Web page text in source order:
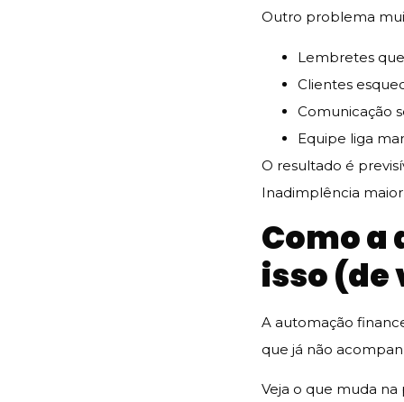
Outro problema
Lembretes
Clientes
Comunicação
Equipe liga
O resultado é
Inadimplência
Como
isso
A automação
que já não
Veja o que muda